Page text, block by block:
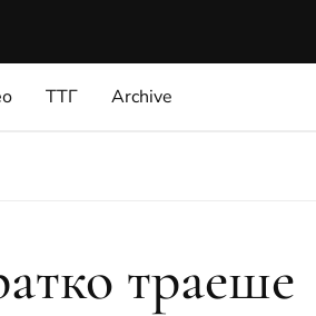
ТТГ Archive
траеше